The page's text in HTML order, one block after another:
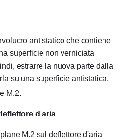
antistatico che contiene
superficie non verniciata
estrarre la nuova parte dalla
su una superficie antistatica.
M.2.
d'aria
M.2 sul deflettore d'aria.